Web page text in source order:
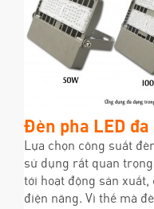
Đèn pha LED
Lựa chọn công suất
sử dụng rất quan
tới hoạt động sản
điện năng. Vì thế mà